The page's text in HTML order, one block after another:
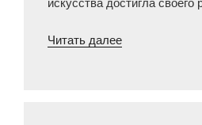
Читать далее«Русская